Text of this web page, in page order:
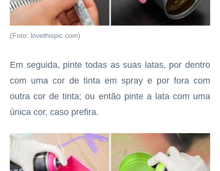
(Foto: lovethispic.com)
Em seguida, pinte todas as suas latas, por dentro
com uma cor de tinta em spray e por fora com
outra cor de tinta; ou então pinte a lata com uma
única cor, caso prefira.